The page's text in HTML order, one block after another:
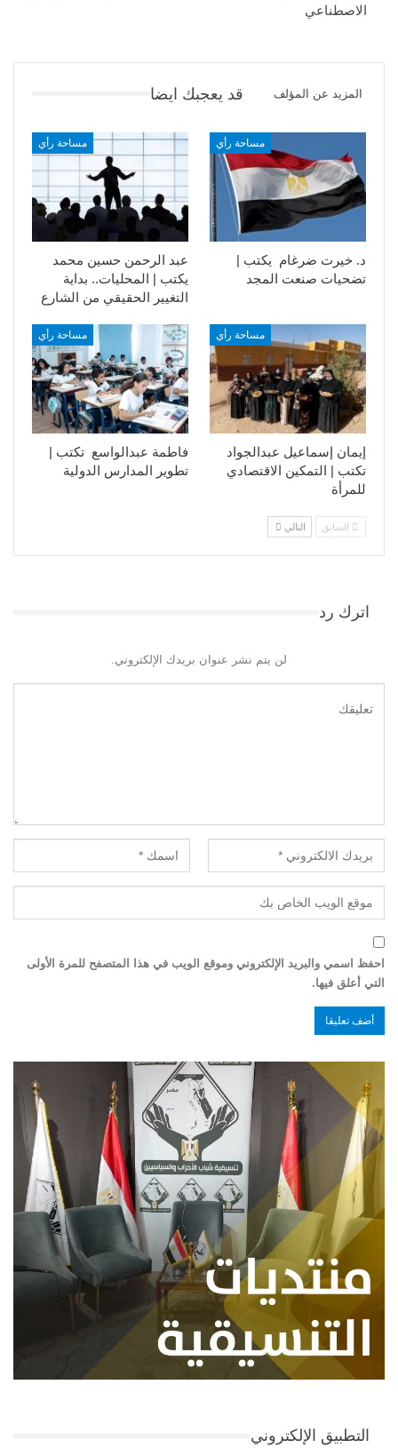
الاصطناعي
قد يعجبك ايضا المزيد عن المؤلف
مساحة رأي
عبد الرحمن حسين محمد
يكتب | المحليات.. بداية
التغيير الحقيقي من الشارع
مساحة رأي
د. خيرت ضرغام يكتب |
تضحيات صنعت المجد
مساحة رأي
فاطمة عبدالواسع تكتب |
تطوير المدارس الدولية
مساحة رأي
إيمان إسماعيل عبدالجواد
تكتب | التمكين الاقتصادي
للمرأة
السابق التالي
اترك رد
لن يتم نشر عنوان بريدك الإلكتروني.
احفظ اسمي والبريد الإلكتروني وموقع الويب في هذا المتصفح للمرة الأولى
التي أعلق فيها.
التطبيق الإلكتروني